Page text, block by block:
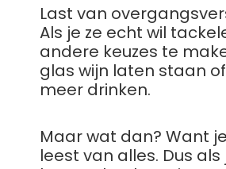
Last van
Als je ze echt wil
andere keuzes te
glas wijn laten staan
meer drinken.
Maar wat dan? Want
leest van alles. Dus